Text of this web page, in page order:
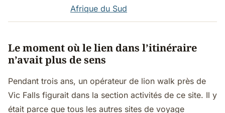
Afrique du Sud
Le moment où le lien dans l’itinéraire
n’avait plus de sens
Pendant trois ans, un opérateur de lion walk près de
Vic Falls figurait dans la section activités de ce site. Il y
était parce que tous les autres sites de voyage